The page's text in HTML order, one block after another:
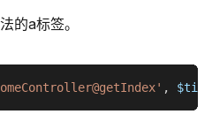
的a标签。
,